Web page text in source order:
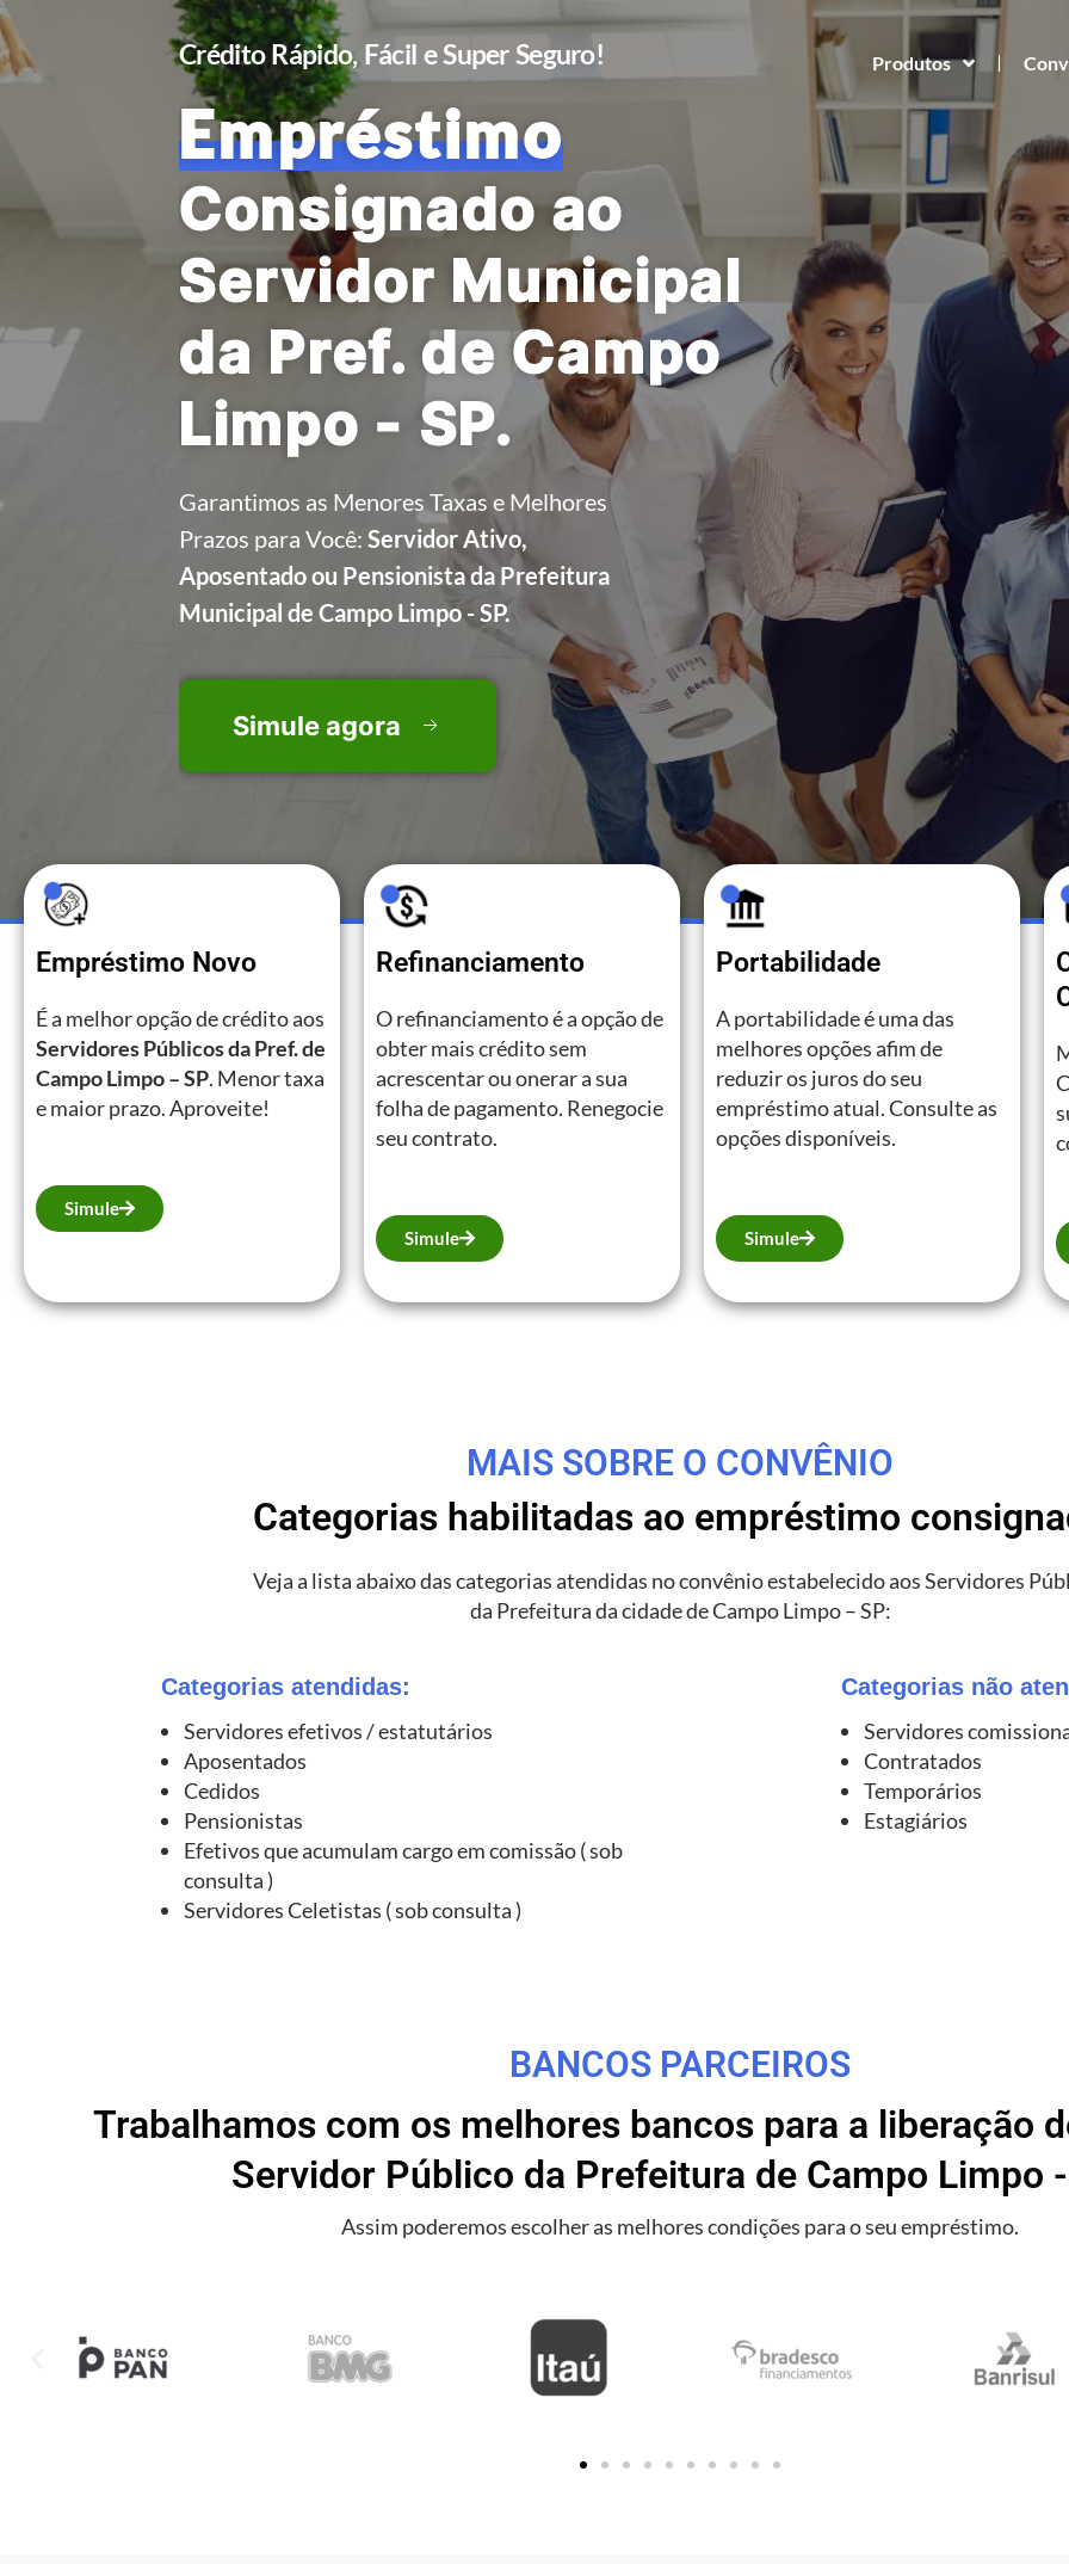
Produtos
Crédito Rápido, Fácil e Super Seguro!
Empréstimo
Consignado ao
Servidor Municipal
da Pref. de Campo
Limpo - SP.
Garantimos as Menores Taxas e Melhores
Prazos para Você: Servidor Ativo,
Aposentado ou Pensionista da Prefeitura
Municipal de Campo Limpo - SP.
Simule agora
Empréstimo Novo
É a melhor opção de crédito aos
Servidores Públicos da Pref. de
Campo Limpo – SP. Menor taxa
e maior prazo. Aproveite!
Simule
Refinanciamento
O refinanciamento é a opção de
obter mais crédito sem
acrescentar ou onerar a sua
folha de pagamento. Renegocie
seu contrato.
Simule
Portabilidade
A portabilidade é uma das
melhores opções afim de
reduzir os juros do seu
empréstimo atual. Consulte as
opções disponíveis.
Simule
MAIS SOBRE O CONVÊNIO
Categorias habilitadas ao empréstimo
Veja a lista abaixo das categorias atendidas no convênio estabelecido aos Servidores
da Prefeitura da cidade de Campo Limpo – SP:
Categorias atendidas:
Servidores efetivos / estatutários
Aposentados
Cedidos
Pensionistas
Efetivos que acumulam cargo em comissão ( sob
consulta )
Servidores Celetistas ( sob consulta )
Categorias não
Servidores
Contratados
Temporários
Estagiários
BANCOS PARCEIROS
Trabalhamos com os melhores bancos para a liberação
Servidor Público da Prefeitura de Campo Limpo -
Assim poderemos escolher as melhores condições para o seu empréstimo.